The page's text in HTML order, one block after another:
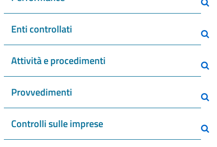
Enti controllati
Attività e procedimenti
Provvedimenti
Controlli sulle imprese